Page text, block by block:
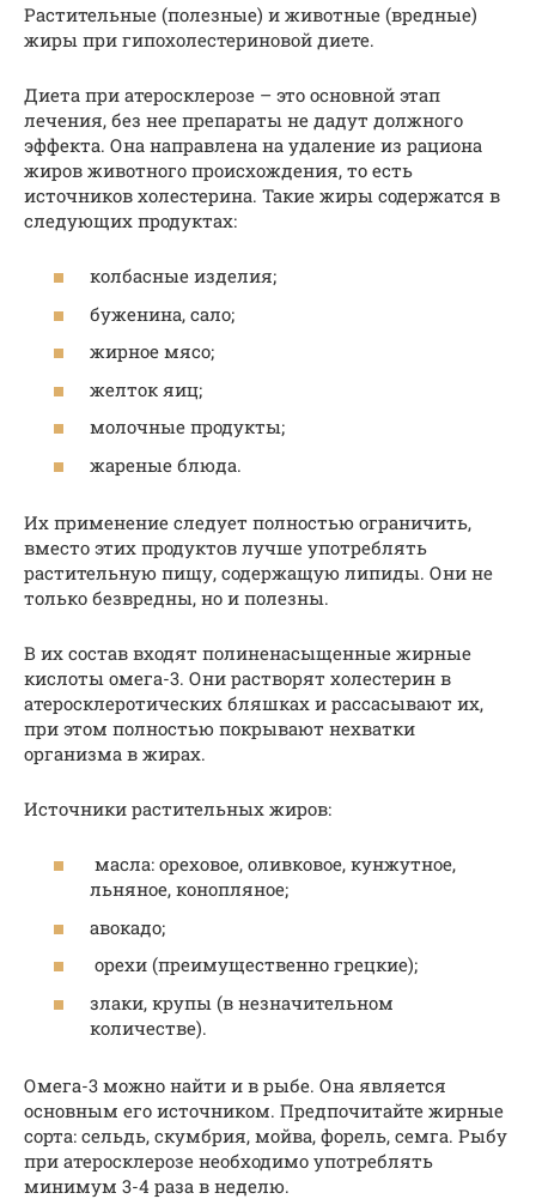
Растительные (полезные) и животные (вредные)
жиры при гипохолестериновой диете.
Диета при атеросклерозе – это основной этап
лечения, без нее препараты не дадут должного
эффекта. Она направлена на удаление из рациона
жиров животного происхождения, то есть
источников холестерина. Такие жиры содержатся в
следующих продуктах:
колбасные изделия;
буженина, сало;
жирное мясо;
желток яиц;
молочные продукты;
жареные блюда.
Их применение следует полностью ограничить,
вместо этих продуктов лучше употреблять
растительную пищу, содержащую липиды. Они не
только безвредны, но и полезны.
В их состав входят полиненасыщенные жирные
кислоты омега-3. Они растворят холестерин в
атеросклеротических бляшках и рассасывают их,
при этом полностью покрывают нехватки
организма в жирах.
Источники растительных жиров:
масла: ореховое, оливковое, кунжутное,
льняное, конопляное;
авокадо;
орехи (преимущественно грецкие);
злаки, крупы (в незначительном
количестве).
Омега-3 можно найти и в рыбе. Она является
основным его источником. Предпочитайте жирные
сорта: сельдь, скумбрия, мойва, форель, семга. Рыбу
при атеросклерозе необходимо употреблять
минимум 3-4 раза в неделю.